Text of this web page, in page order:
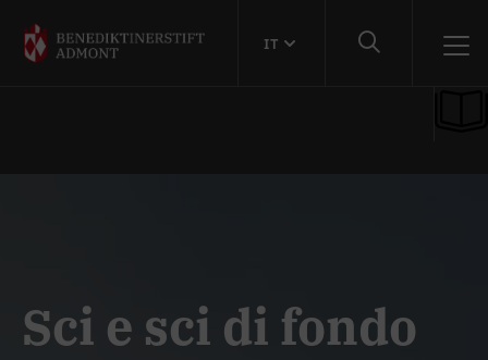
IT
Sci e sci di fondo